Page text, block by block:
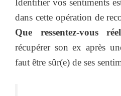
dans cette opération de
Que ressentez-vous
récupérer son ex après
faut être sûr(e) de ses